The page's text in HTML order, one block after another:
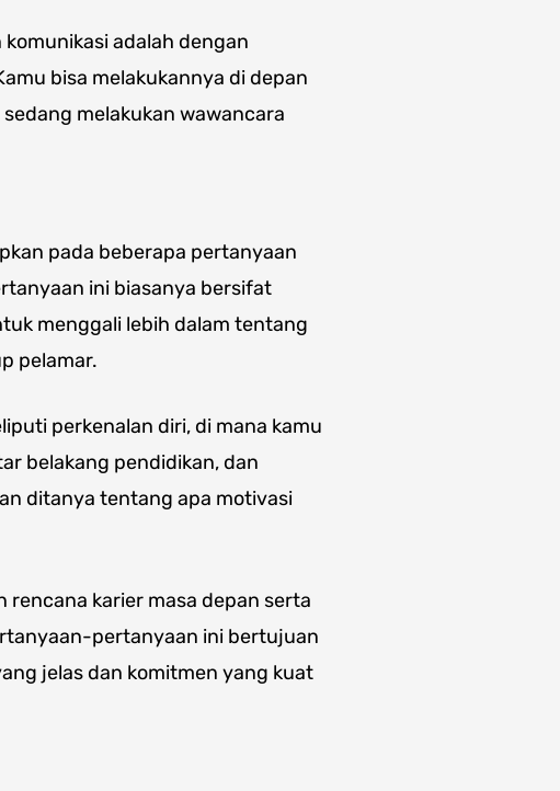
adalah dengan
bisa melakukannya di depan
melakukan wawancara
pada beberapa pertanyaan
ini biasanya bersifat
menggali lebih dalam tentang
pelamar.
perkenalan diri, di mana kamu
belakang pendidikan, dan
ditanya tentang apa motivasi
rencana karier masa depan serta
pertanyaan ini bertujuan
jelas dan komitmen yang kuat